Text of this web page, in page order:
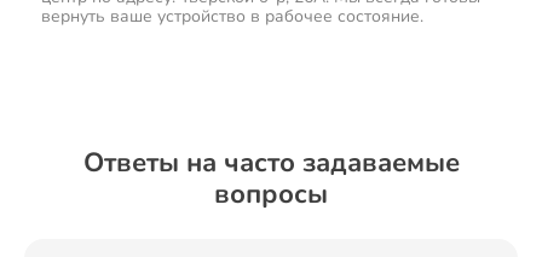
вернуть ваше устройство в рабочее состояние.
Ответы на часто задаваемые
вопросы